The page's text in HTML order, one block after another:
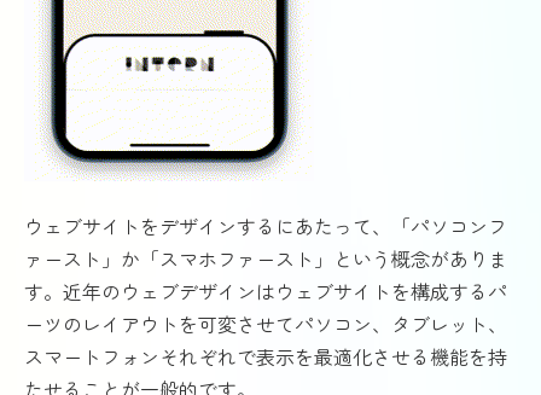
ウェブサイトをデザインするにあたって、「パソコンフ
ァースト」か「スマホファースト」という概念がありま
す。近年のウェブデザインはウェブサイトを構成するパ
ーツのレイアウトを可変させてパソコン、タブレット、
スマートフォンそれぞれで表示を最適化させる機能を持